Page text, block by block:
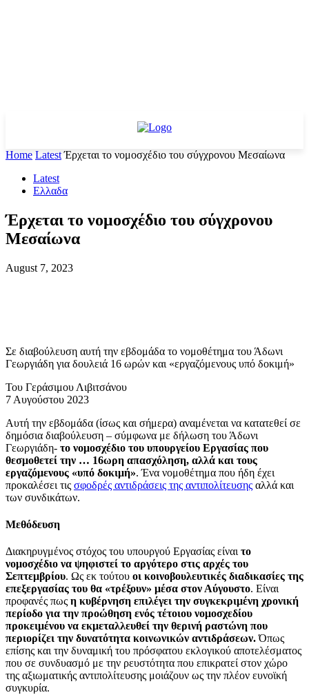
Home Latest Έρχεται το νομοσχέδιο του σύγχρονου Μεσαίωνα
Latest
Ελλαδα
Έρχεται το νομοσχέδιο του σύγχρονου
Μεσαίωνα
August 7, 2023
Σε διαβούλευση αυτή την εβδομάδα το νομοθέτημα του Άδωνι
Γεωργιάδη για δουλειά 16 ωρών και «εργαζόμενους υπό δοκιμή»
Του Γεράσιμου Λιβιτσάνου
7 Αυγούστου 2023
Αυτή την εβδομάδα (ίσως και σήμερα) αναμένεται να κατατεθεί σε
δημόσια διαβούλευση – σύμφωνα με δήλωση του Άδωνι
Γεωργιάδη- το νομοσχέδιο του υπουργείου Εργασίας που
θεσμοθετεί την … 16ωρη απασχόληση, αλλά και τους
εργαζόμενους «υπό δοκιμή». Ένα νομοθέτημα που ήδη έχει
προκαλέσει τις σφοδρές αντιδράσεις της αντιπολίτευσης αλλά και
των συνδικάτων.
Μεθόδευση
Διακηρυγμένος στόχος του υπουργού Εργασίας είναι το
νομοσχέδιο να ψηφιστεί το αργότερο στις αρχές του
Σεπτεμβρίου. Ως εκ τούτου οι κοινοβουλευτικές διαδικασίες της
επεξεργασίας του θα «τρέξουν» μέσα στον Αύγουστο. Είναι
προφανές πως η κυβέρνηση επιλέγει την συγκεκριμένη χρονική
περίοδο για την προώθηση ενός τέτοιου νομοσχεδίου
προκειμένου να εκμεταλλευθεί την θερινή ραστώνη που
περιορίζει την δυνατότητα κοινωνικών αντιδράσεων.Όπως
επίσης και την δυναμική του πρόσφατου εκλογικού αποτελέσματος
που σε συνδυασμό με την ρευστότητα που επικρατεί στον χώρο
της αξιωματικής αντιπολίτευσης μοιάζουν ως την πλέον ευνοϊκή
συγκυρία.